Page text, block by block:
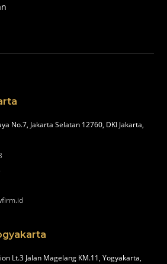
No.7, Jakarta Selatan 12760, DKI Jakarta,
Lt.3 Jalan Magelang KM.11, Yogyakarta,